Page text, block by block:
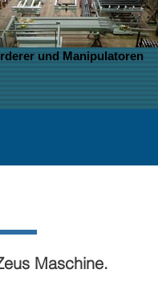
und Manipulatoren
Maschine.